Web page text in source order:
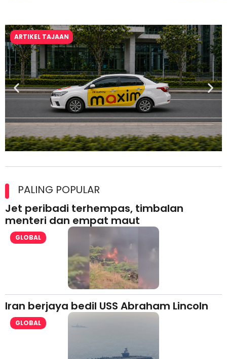
ARTIKEL TAJAAN
lesen separuh pertama 2026
PALING POPULAR
Jet peribadi terhempas, timbalan
menteri dan empat maut
GLOBAL
Iran berjaya bedil USS Abraham Lincoln
GLOBAL